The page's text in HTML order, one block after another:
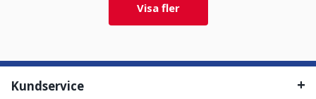
Visa fler
Kundservice